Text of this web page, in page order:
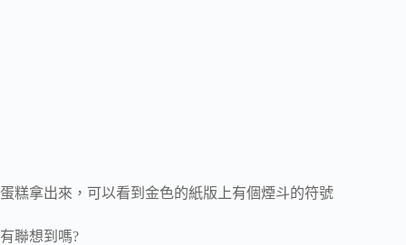
蛋糕拿出來，可以看到金色的紙版上有個煙斗的符號
有聯想到嗎?